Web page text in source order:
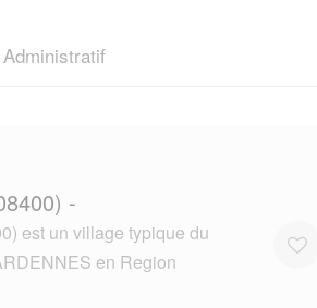
Administratif
-
est un village typique du
en Region